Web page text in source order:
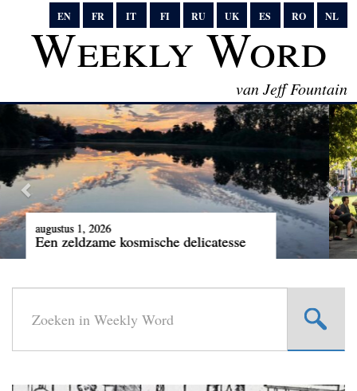
EN FR IT FI RU UK ES RO NL
Weekly Word
van Jeff Fountain